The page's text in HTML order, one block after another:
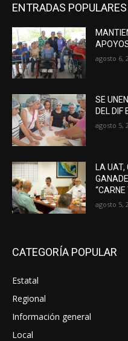
ENTRADAS POPULARES
agosto 6,
SE
DEL DIF
agosto 5,
LA UAT,
“CARNE
agosto 5,
CATEGORÍA POPULAR
Estatal
Regional
Información general
Local